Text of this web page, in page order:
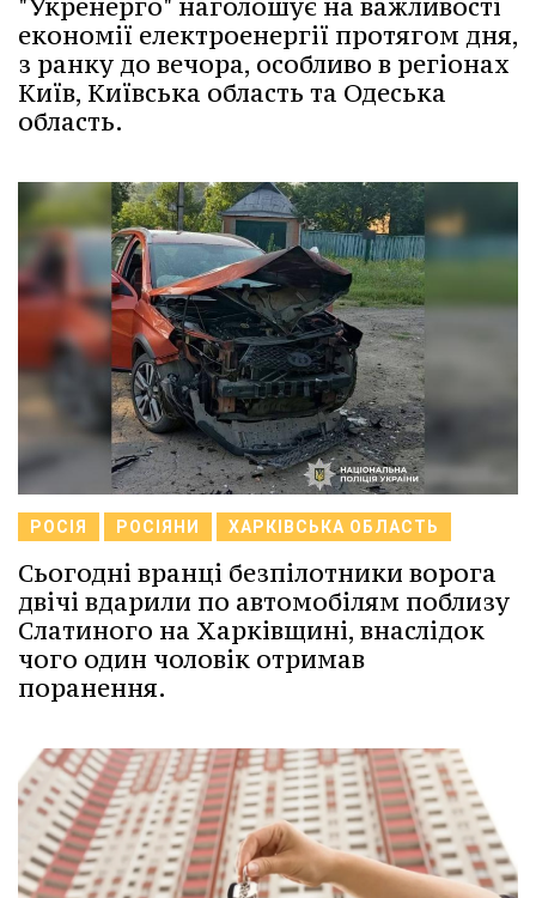
"Укренерго" наголошує на важливості
економії електроенергії протягом дня,
з ранку до вечора, особливо в регіонах
Київ, Київська область та Одеська
область.
РОСІЯ РОСІЯНИ ХАРКІВСЬКА ОБЛАСТЬ
Сьогодні вранці безпілотники ворога
двічі вдарили по автомобілям поблизу
Слатиного на Харківщині, внаслідок
чого один чоловік отримав
поранення.